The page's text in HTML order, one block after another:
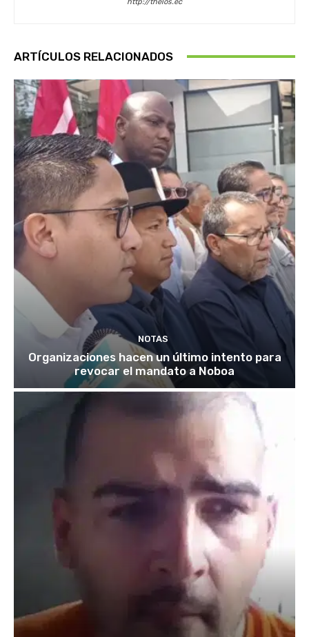
ARTÍCULOS RELACIONADOS
NOTAS
Organizaciones hacen un último intento para
revocar el mandato a Noboa